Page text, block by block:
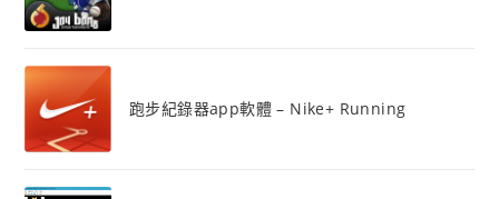
跑步紀錄器app軟體 – Nike+ Running